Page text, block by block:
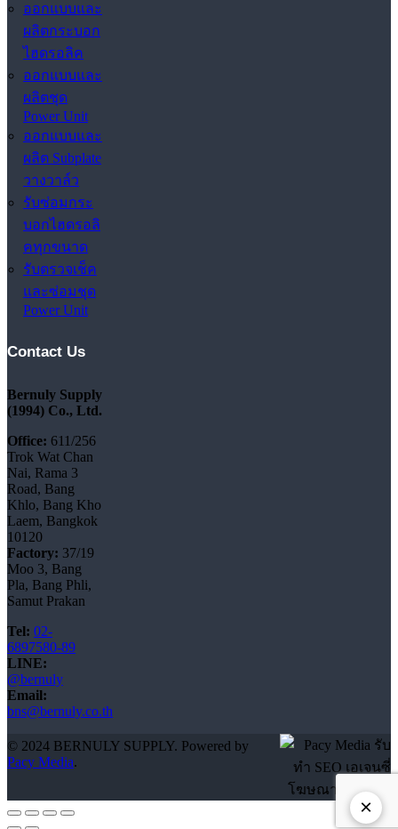
ออกแบบและ
ผลิตกระบอก
ไฮดรอลิค
ออกแบบและ
ผลิตชุด
Power Unit
ออกแบบและ
ผลิต Subplate
วางวาล์ว
รับซ่อมกระ
บอกไฮดรอลิ
คทุกขนาด
รับตรวจเช็ค
และซ่อมชุด
Power Unit
Contact Us
Bernuly Supply
(1994) Co., Ltd.
Office: 611/256
Trok Wat Chan
Nai, Rama 3
Road, Bang
Khlo, Bang Kho
Laem, Bangkok
10120
Factory: 37/19
Moo 3, Bang
Pla, Bang Phli,
Samut Prakan
Tel: 02-
6897580-89
LINE:
@bernuly
Email:
bns@bernuly.co.th
© 2024 BERNULY SUPPLY. Powered by
Pacy Media.
×